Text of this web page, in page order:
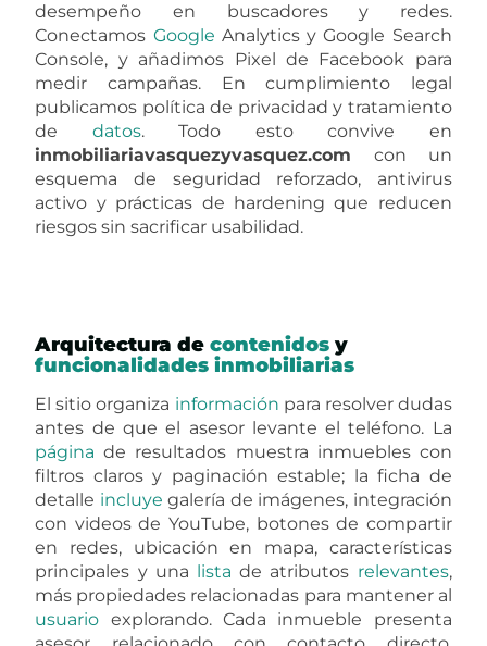
desempeño en buscadores y redes.
Conectamos Google Analytics y Google Search
Console, y añadimos Pixel de Facebook para
medir campañas. En cumplimiento legal
publicamos política de privacidad y tratamiento
de datos. Todo esto convive en
inmobiliariavasquezyvasquez.com con un
esquema de seguridad reforzado, antivirus
activo y prácticas de hardening que reducen
riesgos sin sacrificar usabilidad.
Arquitectura decontenidos y
funcionalidades inmobiliarias
El sitio organiza información para resolver dudas
antes de que el asesor levante el teléfono. La
página de resultados muestra inmuebles con
filtros claros y paginación estable; la ficha de
detalle incluye galería de imágenes, integración
con videos de YouTube, botones de compartir
en redes, ubicación en mapa, características
principales y una lista de atributos relevantes,
más propiedades relacionadas para mantener al
usuario explorando. Cada inmueble presenta